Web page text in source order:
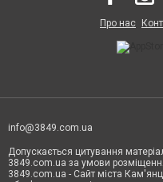
Про нас
info@3849.com.ua
Допускається цитування
3849.com.ua за умови
3849.com.ua - Сайт міста